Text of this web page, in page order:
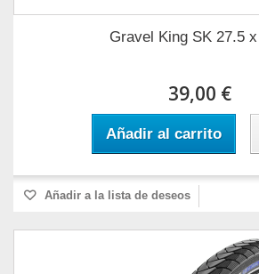
Gravel King SK 27.5
39,00 €
Añadir al carrito
Añadir a la lista de deseos